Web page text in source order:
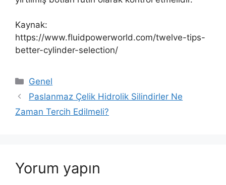
Kaynak:
https://www.fluidpowerworld.com/twelve-tips-
better-cylinder-selection/
Kategoriler
Genel
Paslanmaz Çelik Hidrolik Silindirler Ne
Zaman Tercih Edilmeli?
Yorum yapın